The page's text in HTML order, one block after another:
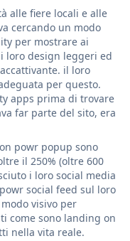
alle fiere locali e alle
cercando un modo
per mostrare ai
loro design leggeri ed
il loro
per questo.
apps prima di trovare
far parte del sito, era
powr popup sono
il 250% (oltre 600
i loro social media
social feed sul loro
visivo per
come sono landing on
nella vita reale.